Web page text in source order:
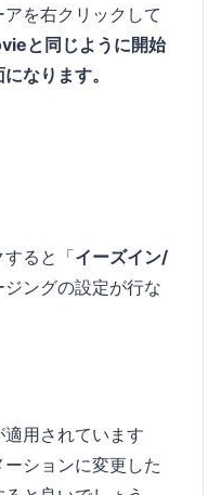
を右クリックして
と同じように開始
なります。
すると「イーズイン/
ジングの設定が行な
適用されています
ションに変更した